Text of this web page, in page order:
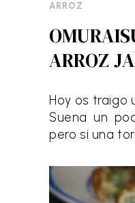
ARROZ
ARROZ
Hoy os traigo
Suena un
pero si una